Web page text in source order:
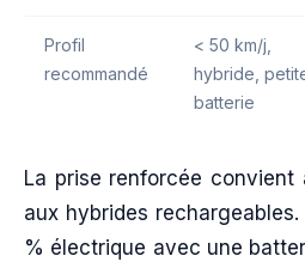
Profil
recommandé
< 50 km/j,
hybride,
batterie
La prise renforcée
aux hybrides
% électrique avec une